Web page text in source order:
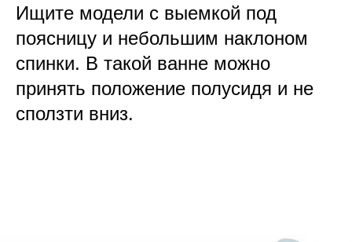
Ищите модели с выемкой под
поясницу и небольшим наклоном
спинки. В такой ванне можно
принять положение полусидя и не
сползти вниз.